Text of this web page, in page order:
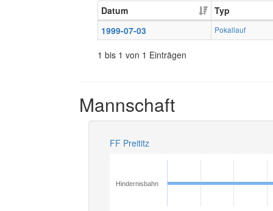
Datum
Typ
1999-07-03
Pokallauf
1 bis 1 von 1 Einträgen
Mannschaft
FF Preititz
Hindernisbahn